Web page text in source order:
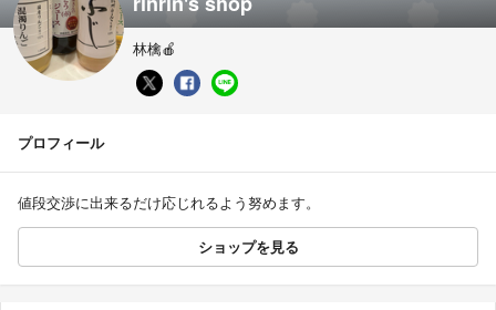
林檎🍎
プロフィール
値段交渉に出来るだけ応じれるよう努めます。
ショップを見る